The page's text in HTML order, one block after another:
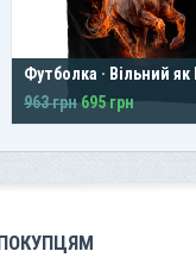
Футболка · Вільний як
963 грн 695 грн